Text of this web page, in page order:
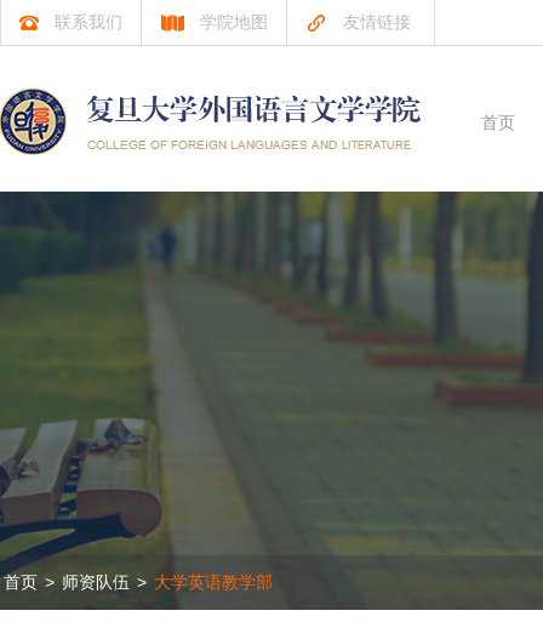
联系我们 学院地图 友情链接
首页
首页 > 师资队伍 > 大学英语教学部